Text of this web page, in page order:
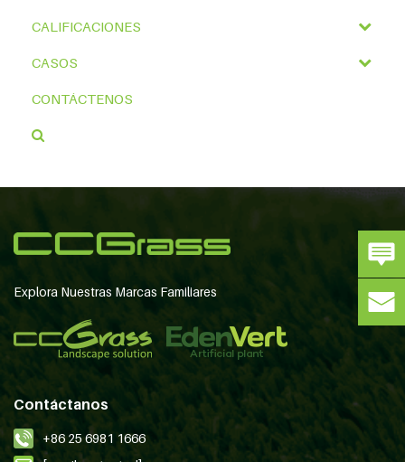
CALIFICACIONES
CASOS
CONTÁCTENOS
Explora Nuestras Marcas Familiares
Contáctanos
+86 25 6981 1666